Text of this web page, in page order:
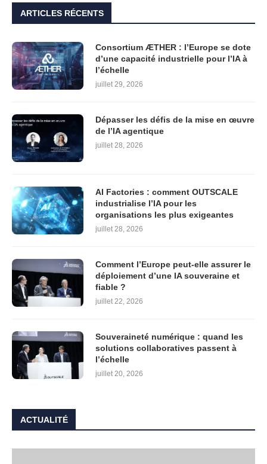
ARTICLES RÉCENTS
Consortium ÆTHER : l’Europe se dote
d’une capacité industrielle pour l’IA à
l’échelle
juillet 29, 2026
Dépasser les défis de la mise en œuvre
de l’IA agentique
juillet 28, 2026
AI Factories : comment OUTSCALE
industrialise l’IA pour les
organisations les plus exigeantes
juillet 28, 2026
Comment l’Europe peut-elle assurer le
déploiement d’une IA souveraine et
fiable ?
juillet 22, 2026
Souveraineté numérique : quand les
solutions collaboratives passent à
l’échelle
juillet 20, 2026
ACTUALITÉ